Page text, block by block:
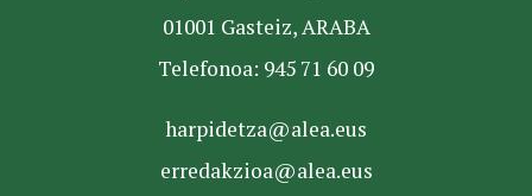
01001 Gasteiz, ARABA
Telefonoa: 945 71 60 09
harpidetza@alea.eus
erredakzioa@alea.eus